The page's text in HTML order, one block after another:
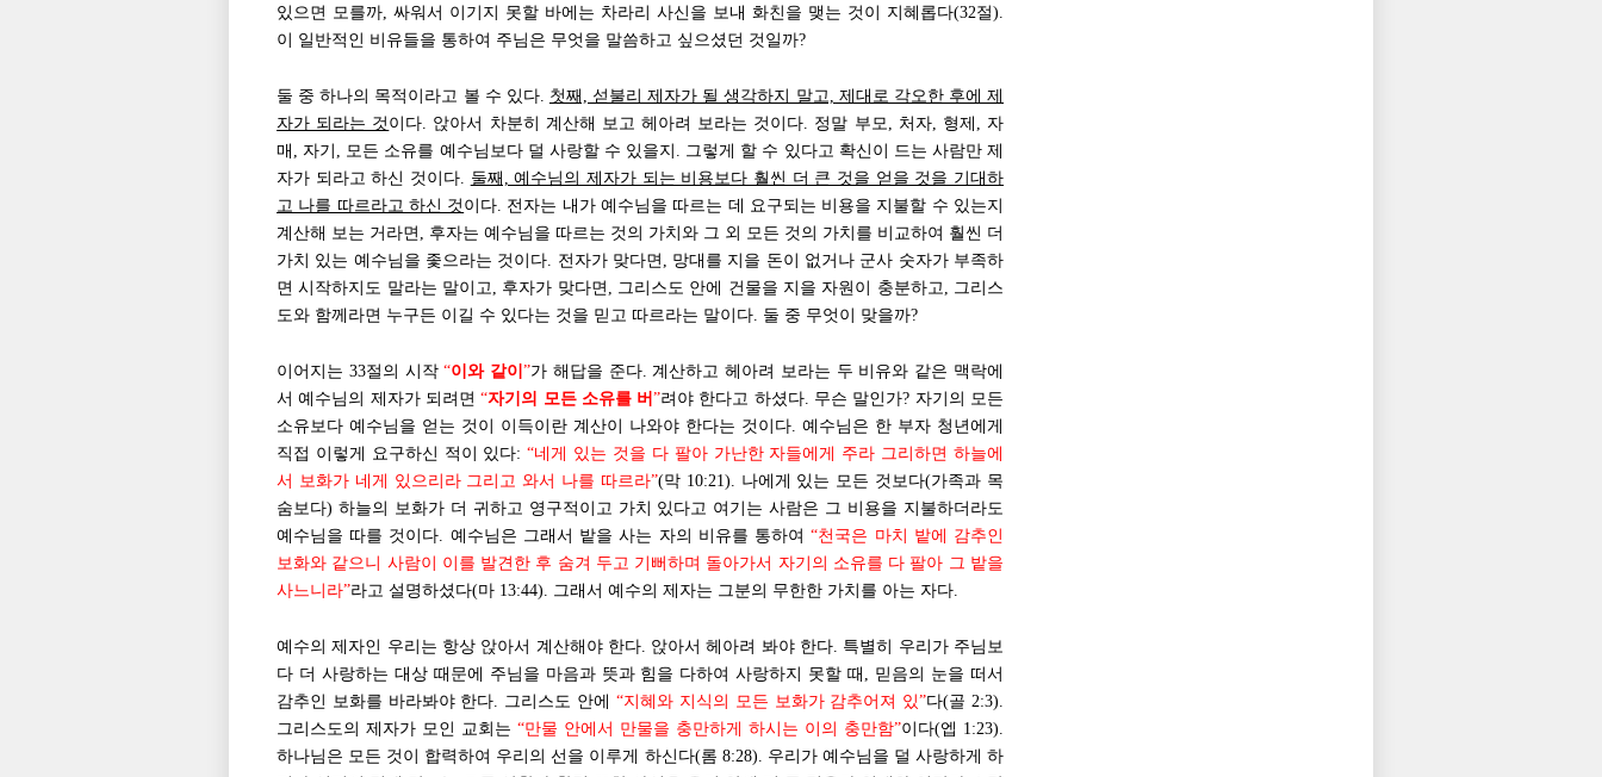
있으면 모를까, 싸워서 이기지 못할 바에는 차라리 사신을 보내 화친을 맺는 것이 지혜롭다(32절).
이 일반적인 비유들을 통하여 주님은 무엇을 말씀하고 싶으셨던 것일까?
둘 중 하나의 목적이라고 볼 수 있다. 첫째, 섣불리 제자가 될 생각하지 말고, 제대로 각오한 후에 제
자가 되라는 것이다. 앉아서 차분히 계산해 보고 헤아려 보라는 것이다. 정말 부모, 처자, 형제, 자
매, 자기, 모든 소유를 예수님보다 덜 사랑할 수 있을지. 그렇게 할 수 있다고 확신이 드는 사람만 제
자가 되라고 하신 것이다. 둘째, 예수님의 제자가 되는 비용보다 훨씬 더 큰 것을 얻을 것을 기대하
고 나를 따르라고 하신 것이다. 전자는 내가 예수님을 따르는 데 요구되는 비용을 지불할 수 있는지
계산해 보는 거라면, 후자는 예수님을 따르는 것의 가치와 그 외 모든 것의 가치를 비교하여 훨씬 더
가치 있는 예수님을 좇으라는 것이다. 전자가 맞다면, 망대를 지을 돈이 없거나 군사 숫자가 부족하
면 시작하지도 말라는 말이고, 후자가 맞다면, 그리스도 안에 건물을 지을 자원이 충분하고, 그리스
도와 함께라면 누구든 이길 수 있다는 것을 믿고 따르라는 말이다. 둘 중 무엇이 맞을까?
이어지는 33절의 시작“이와 같이”가 해답을 준다. 계산하고 헤아려 보라는 두 비유와 같은 맥락에
서 예수님의 제자가 되려면 “자기의 모든 소유를 버”려야 한다고 하셨다. 무슨 말인가? 자기의 모든
소유보다 예수님을 얻는 것이 이득이란 계산이 나와야 한다는 것이다. 예수님은 한 부자 청년에게
직접 이렇게 요구하신 적이 있다:“네게 있는 것을 다 팔아 가난한 자들에게 주라 그리하면 하늘에
서 보화가 네게 있으리라 그리고 와서 나를 따르라”(막 10:21). 나에게 있는 모든 것보다(가족과 목
숨보다) 하늘의 보화가 더 귀하고 영구적이고 가치 있다고 여기는 사람은 그 비용을 지불하더라도
예수님을 따를 것이다. 예수님은 그래서 밭을 사는 자의 비유를 통하여“천국은 마치 밭에 감추인
보화와 같으니 사람이 이를 발견한 후 숨겨 두고 기뻐하며 돌아가서 자기의 소유를 다 팔아 그 밭을
사느니라”라고 설명하셨다(마 13:44). 그래서 예수의 제자는 그분의 무한한 가치를 아는 자다.
예수의 제자인 우리는 항상 앉아서 계산해야 한다. 앉아서 헤아려 봐야 한다. 특별히 우리가 주님보
다 더 사랑하는 대상 때문에 주님을 마음과 뜻과 힘을 다하여 사랑하지 못할 때, 믿음의 눈을 떠서
감추인 보화를 바라봐야 한다. 그리스도 안에 “지혜와 지식의 모든 보화가 감추어져 있”다(골 2:3).
그리스도의 제자가 모인 교회는 “만물 안에서 만물을 충만하게 하시는 이의 충만함”이다(엡 1:23).
하나님은 모든 것이 합력하여 우리의 선을 이루게 하신다(롬 8:28). 우리가 예수님을 덜 사랑하게 하